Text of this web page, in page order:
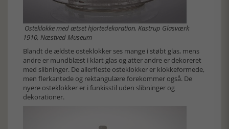
Osteklokke med ætset hjortedekoration, Kastrup Glasværk
1910, Næstved Museum
Blandt de ældste osteklokker ses mange i støbt glas, mens
andre er mundblæst i klart glas og atter andre er dekoreret
med slibninger. De allerfleste osteklokker er klokkeformede,
men flerkantede og rektangulære forekommer også. De
nyere osteklokker er i funkisstil uden slibninger og
dekorationer.